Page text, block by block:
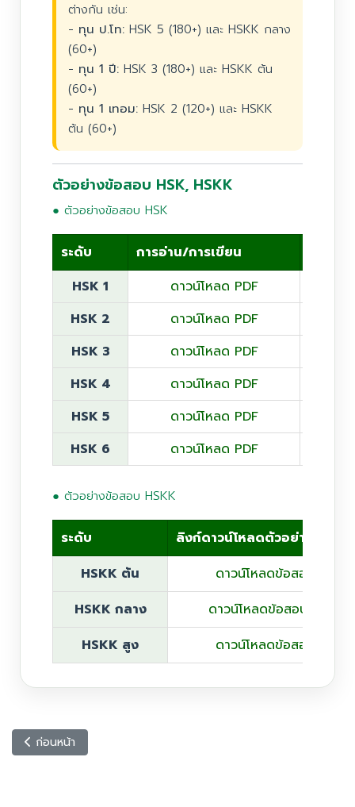
ต่างกัน เช่น:
- ทุน ป.โท: HSK 5 (180+) และ HSKK กลาง
(60+)
- ทุน 1 ปี: HSK 3 (180+) และ HSKK ต้น
(60+)
- ทุน 1 เทอม: HSK 2 (120+) และ HSKK
ต้น (60+)
ตัวอย่างข้อสอบ HSK, HSKK
● ตัวอย่างข้อสอบ HSK
ระดับ การอ่าน/การเขียน
HSK 1
ดาวน์โหลด PDF
HSK 2
ดาวน์โหลด PDF
HSK 3
ดาวน์โหลด PDF
HSK 4
ดาวน์โหลด PDF
HSK 5
ดาวน์โหลด PDF
HSK 6
ดาวน์โหลด PDF
● ตัวอย่างข้อสอบ HSKK
ระดับ
ลิงก์ดาวน์โหลดตัวอย่างข้อสอ
HSKK ต้น
ดาวน์โหลดข้อสอบ
HSKK กลาง
ดาวน์โหลดข้อสอบ HSKK
HSKK สูง
ดาวน์โหลดข้อสอบ
เนื้อหาก่อนหน้า: ศูนย์สอบ HSK, HSKK กับ OKLS
ก่อนหน้า